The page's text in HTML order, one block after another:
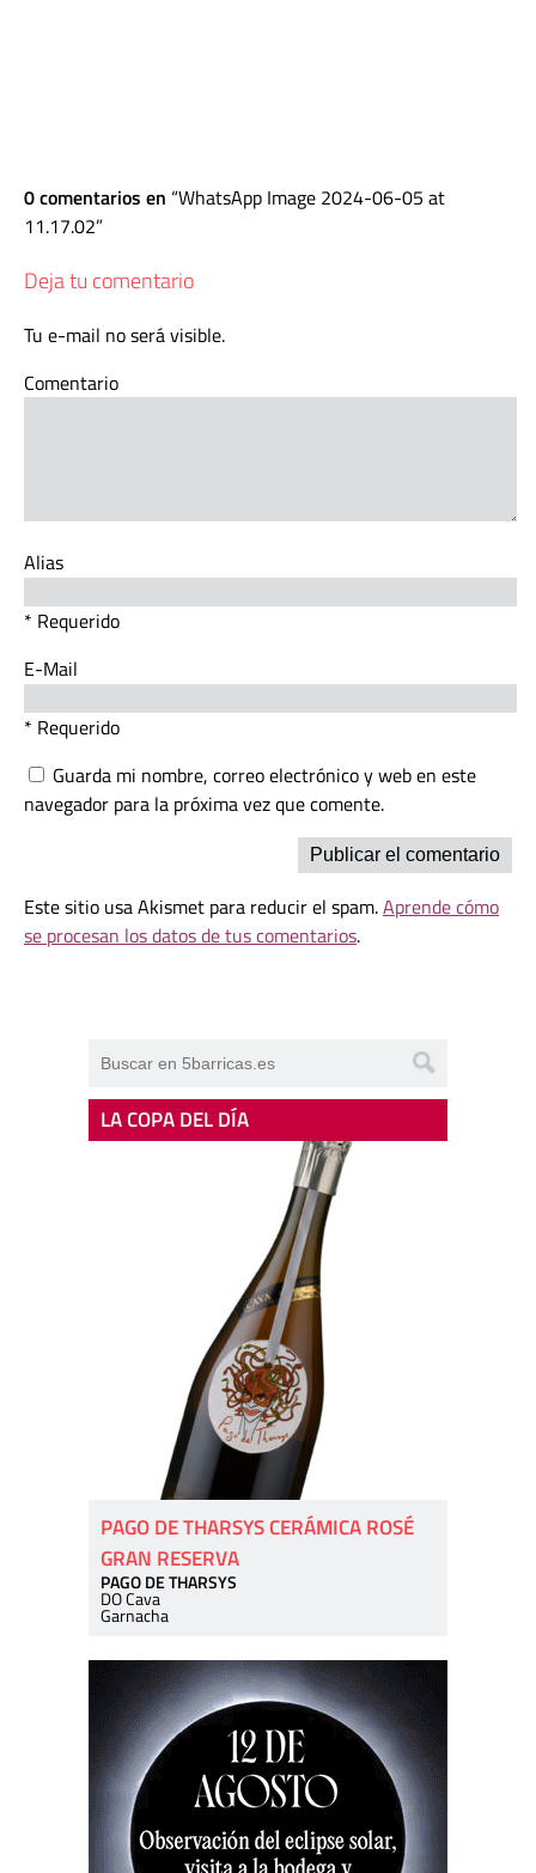
0 comentarios en WhatsApp Image 2024-06-05 at
11.17.02
Deja tu comentario
Tu e-mail no será visible.
Comentario
Alias
* Requerido
E-Mail
* Requerido
Guarda mi nombre, correo electrónico y web en este
navegador para la próxima vez que comente.
Este sitio usa Akismet para reducir el spam.Aprende cómo
se procesan los datos de tus comentarios.
LA COPA DEL DÍA
PAGO DE THARSYS CERÁMICA ROSÉ
GRAN RESERVA
PAGO DE THARSYS
DO Cava
Garnacha